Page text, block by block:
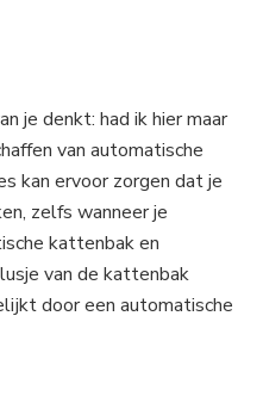
je denkt: had ik hier maar
van automatische
kan ervoor zorgen dat je
zelfs wanneer je
kattenbak en
van de kattenbak
door een automatische